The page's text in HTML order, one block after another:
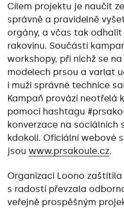
Cílem projektu je naučit
správně a pravidelně
orgány, a včas tak
rakovinu. Součástí
workshopy, při nichž se
modelech prsou a varlat
i muži správné technice
Kampaň provází neotřelá
pomocí hashtagu
konverzace na sociálních
kdokoli. Oficiální webové
jsou www.prsakoule.cz.
Organizaci Loono zaštítila
s radostí převzala
veřejně prospěšným